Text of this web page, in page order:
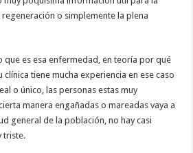
o simplemente la plena
que es esa enfermedad, en teoría por qué
tiene mucha experiencia en ese caso
o único, las personas estas muy
manera engañadas o mareadas vaya a
general de la población, no hay casi
triste.